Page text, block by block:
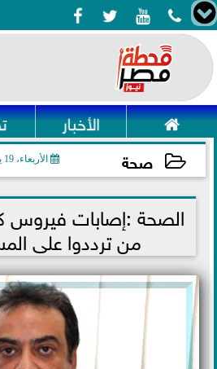
   
 الأخبار
صحة الأربعاء، 19 يناير 2022
2022-01-19 23:04:00
الصحة :إصابات فيروس
من ترددوا على